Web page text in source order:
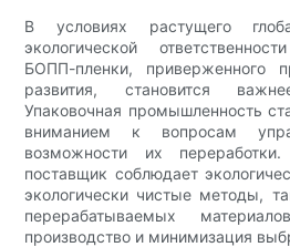
В условиях растущего
экологической
БОПП-пленки, приверженного
развития, становится
Упаковочная промышленность
вниманием к вопросам
возможности их
поставщик соблюдает
экологически чистые методы,
перерабатываемых
производство и минимизация